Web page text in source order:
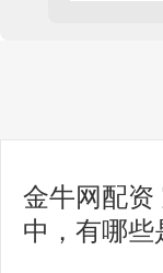
金牛网配资
中，有哪些